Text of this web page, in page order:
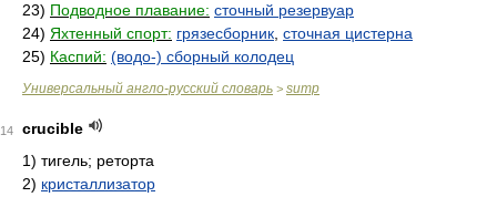
23) Подводное плавание: сточный резервуар
24) Яхтенный спорт: грязесборник сточная цистерна
25) Каспий: (водо-) сборный колодец
Универсальный англо-русский словарь > sump
14
crucible
1) тигель; реторта
2) кристаллизатор